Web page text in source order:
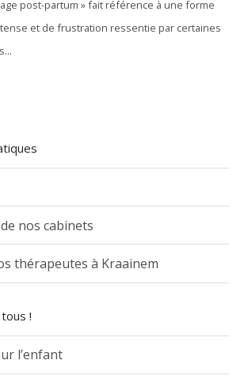
post-partum » fait référence à une forme
et de frustration ressentie par certaines
nos cabinets
thérapeutes à Kraainem
!
l’enfant